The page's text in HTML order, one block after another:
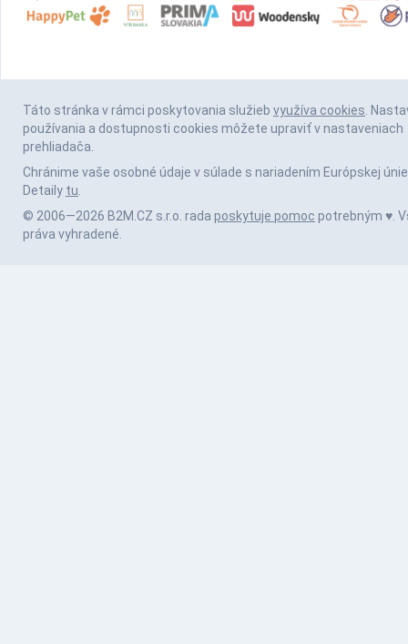
Táto stránka v rámci poskytovania služieb využíva cookies.
používania a dostupnosti cookies môžete upraviť v nastaveniach
prehliadača.
Chránime vaše osobné údaje v súlade s nariadením Európskej únie
Detaily tu.
© 2006—2026 B2M.CZ s.r.o. rada poskytuje pomoc potrebným ♥️.
práva vyhradené.